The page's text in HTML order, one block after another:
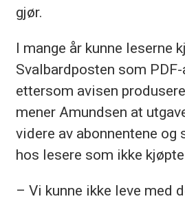
gjør.
I mange år kunne leserne
Svalbardposten som
ettersom avisen
mener Amundsen at
videre av abonnentene og
hos lesere som ikke
– Vi kunne ikke leve med